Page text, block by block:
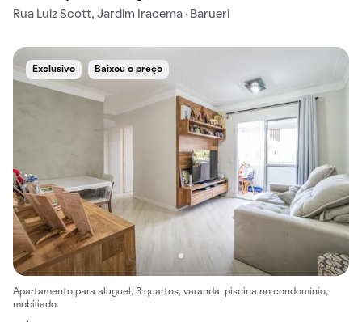
Rua Luiz Scott, Jardim Iracema · Barueri
Exclusivo Baixou o preço
Apartamento para aluguel, 3 quartos, varanda, piscina no condomínio,
mobiliado.